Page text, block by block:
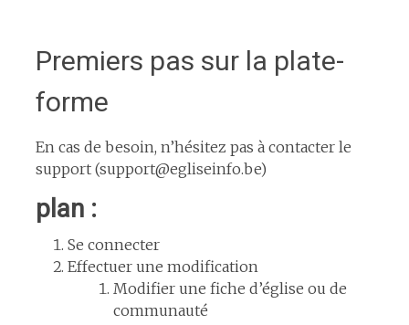
Premiers pas sur la plate-
forme
En cas de besoin, n’hésitez pas à contacter le
support (support@egliseinfo.be)
plan :
Se connecter
Effectuer une modification
Modifier une fiche d’église ou de
communauté